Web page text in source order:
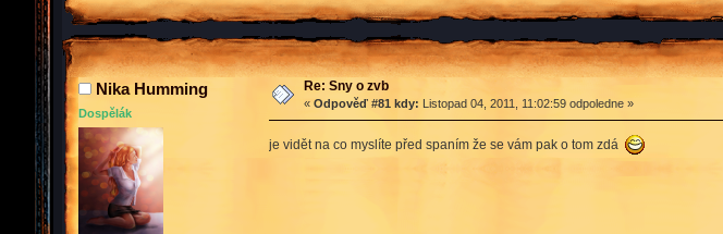
Nika Humming
Dospělák
Re: Sny o zvb
« Odpověď #81 kdy: Listopad 04, 2011, 11:02:59 odpoledne »
je vidět na co myslíte před spaním že se vám pak o tom zdá